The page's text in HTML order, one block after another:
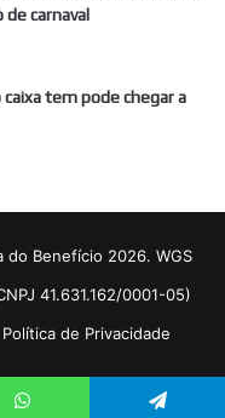
carnaval
caixa tem pode chegar a
Benefício 2026. WGS
41.631.162/0001-05)
Política de Privacidade